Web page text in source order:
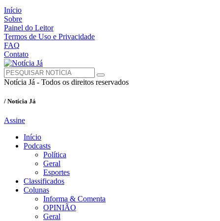
Início
Sobre
Painel do Leitor
Termos de Uso e Privacidade
FAQ
Contato
Notícia Já - Todos os direitos reservados
/ Notícia Já
Assine
Início
Podcasts
Política
Geral
Esportes
Classificados
Colunas
Informa & Comenta
OPINIÃO
Geral